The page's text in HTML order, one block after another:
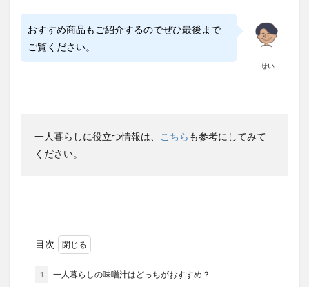
せい
おすすめ商品もご紹介するのでぜひ最後まで
ご覧ください。
一人暮らしに役立つ情報は、 こちら も参考にしてみて
ください。
目次
1 一人暮らしの味噌汁はどっちがおすすめ？